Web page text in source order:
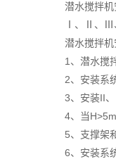
潜水搅拌
Ⅰ、Ⅱ、Ⅲ
潜水搅拌
1、潜水搅
2、安装系
3、安装II
4、当
5、支撑架
6、安装系